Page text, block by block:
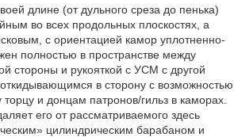
длине (от дульного среза до пенька)
во всех продольных плоскостях, а
с ориентацией камор уплотненно-
полностью в пространстве между
стороны и рукояткой с УСМ с другой
в сторону с возможностью
торцу и донцам патронов/гильз в каморах.
его от рассматриваемого здесь
цилиндрическим барабаном и